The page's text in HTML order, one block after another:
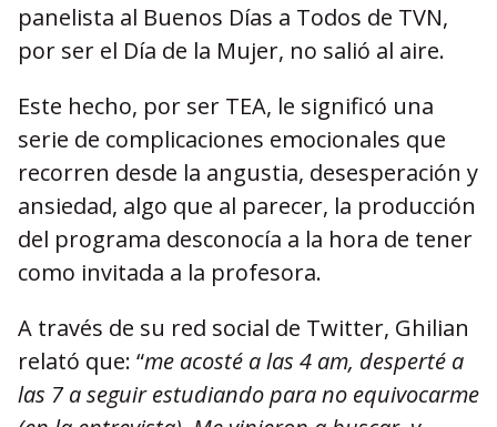
panelista al Buenos Días a Todos de TVN,
por ser el Día de la Mujer, no salió al aire.
Este hecho, por ser TEA, le significó una
serie de complicaciones emocionales que
recorren desde la angustia, desesperación y
ansiedad, algo que al parecer, la producción
del programa desconocía a la hora de tener
como invitada a la profesora.
A través de su red social de Twitter, Ghilian
relató que: “me acosté a las 4 am, desperté a
las 7 a seguir estudiando para no equivocarme